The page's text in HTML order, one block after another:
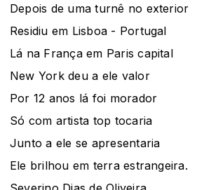
Depois de uma turnê no exterior
Residiu em Lisboa - Portugal
Lá na França em Paris capital
New York deu a ele valor
Por 12 anos lá foi morador
Só com artista top tocaria
Junto a ele se apresentaria
Ele brilhou em terra estrangeira.